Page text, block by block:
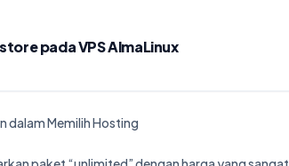
pada VPS AlmaLinux
dalam Memilih Hosting